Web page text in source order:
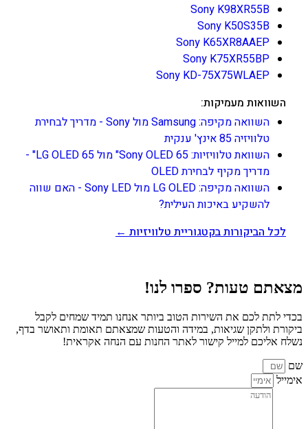
Sony K98XR55B
Sony K50S35B
Sony K65XR8AAEP
Sony K75XR55BP
Sony KD-75X75WLAEP
השוואות מעמיקות:
השוואה מקיפה: Samsung מול Sony - מדריך לבחירת
טלוויזיה 85 אינץ' ענקית
השוואת טלוויזיות: Sony OLED 65" מול LG OLED 65" -
מדריך מקיף לבחירת OLED
השוואה מקיפה: LG OLED מול Sony LED - האם שווה
להשקיע באיכות העילית?
לכל הביקורות בקטגוריית טלוויזיות ←
מצאתם טעות? ספרו לנו!
בכדי לתת לכם את השירות הטוב ביותר אנחנו תמיד שמחים לקבל
ביקורת ולתקן שגיאות, במידה והטעות שמצאתם תאומת ותאושר בדף,
נשלח אליכם למייל קישור לאתר החנות עם הנחה אקראית!
שם
אימייל